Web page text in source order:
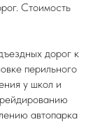
Стоимость
дорог к
перильного
у школ и
автопарка